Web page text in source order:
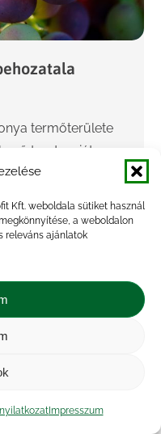
Kft. weboldala sütiket használ
a weboldalon
releváns ajánlatok
Impresszum
termőterülete
tendenciát
19
év…